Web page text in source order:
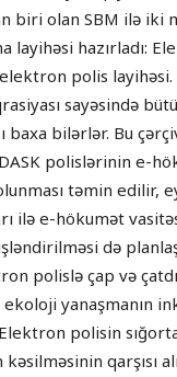
biri olan SBM ilə iki
layihəsi hazırladı:
polis
sayəsində
baxa bilərlər. Bu
polislərinin e-
təmin edilir,
ilə e-hökumət
də
polislə çap və
ekoloji yanaşmanın
polisin
kəsilməsinin qarşısı